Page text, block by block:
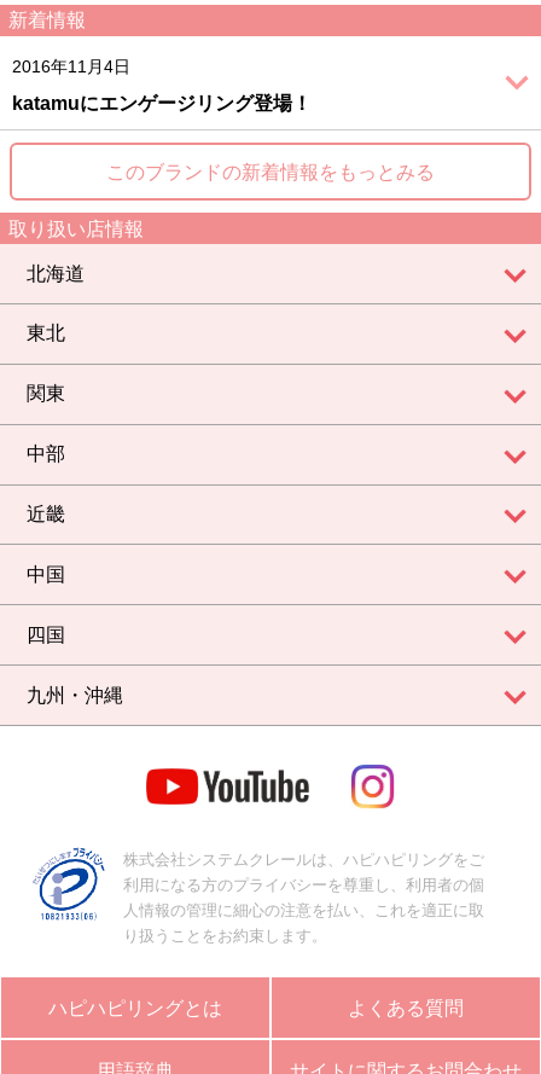
新着情報
2016年11月4日
katamuにエンゲージリング登場！
このブランドの新着情報をもっとみる
取り扱い店情報
北海道
東北
関東
中部
近畿
中国
四国
九州・沖縄
株式会社システムクレールは、ハピハピリングをご
利用になる方のプライバシーを尊重し、利用者の個
人情報の管理に細心の注意を払い、これを適正に取
り扱うことをお約束します。
ハピハピリングとは よくある質問